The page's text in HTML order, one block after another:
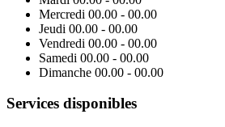
Mercredi 00.00 - 00.00
Jeudi 00.00 - 00.00
Vendredi 00.00 - 00.00
Samedi 00.00 - 00.00
Dimanche 00.00 - 00.00
Services disponibles